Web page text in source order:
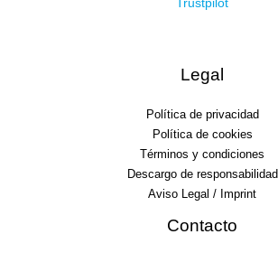
Trustpilot
Legal
Política de privacidad
Política de cookies
Términos y condiciones
Descargo de responsabilidad
Aviso Legal / Imprint
Contacto